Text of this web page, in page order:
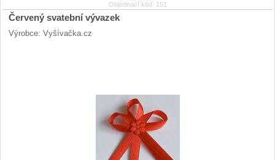
Objednací kód: 151
Červený svatební vývazek
Výrobce: Vyšívačka.cz